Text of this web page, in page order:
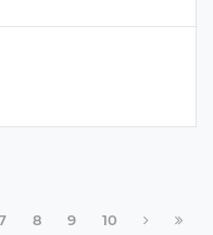
는 변호인의견서 제출
.
페이지
8페이지
9페이지
10페이지다음 페이지
마지